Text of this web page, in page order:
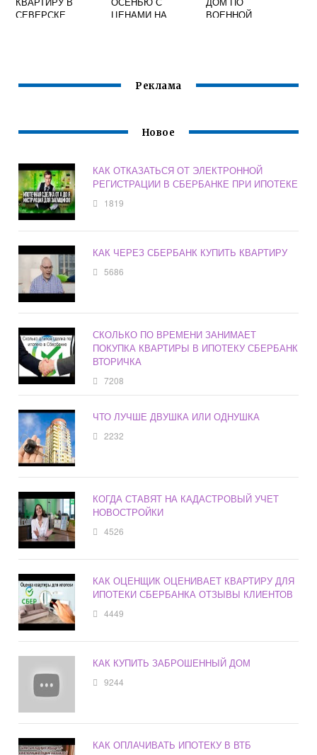
СЕВЕРСКЕ
ЦЕНАМИ НА
ВОЕННОЙ
Реклама
Новое
КАК ОТКАЗАТЬСЯ ОТ ЭЛЕКТРОННОЙ
РЕГИСТРАЦИИ В СБЕРБАНКЕ ПРИ ИПОТЕКЕ
1819
КАК ЧЕРЕЗ СБЕРБАНК КУПИТЬ КВАРТИРУ
5686
СКОЛЬКО ПО ВРЕМЕНИ ЗАНИМАЕТ
ПОКУПКА КВАРТИРЫ В ИПОТЕКУ СБЕРБАНК
ВТОРИЧКА
7208
ЧТО ЛУЧШЕ ДВУШКА ИЛИ ОДНУШКА
2232
КОГДА СТАВЯТ НА КАДАСТРОВЫЙ УЧЕТ
НОВОСТРОЙКИ
4526
КАК ОЦЕНЩИК ОЦЕНИВАЕТ КВАРТИРУ ДЛЯ
ИПОТЕКИ СБЕРБАНКА ОТЗЫВЫ КЛИЕНТОВ
4449
КАК КУПИТЬ ЗАБРОШЕННЫЙ ДОМ
9244
КАК ОПЛАЧИВАТЬ ИПОТЕКУ В ВТБ